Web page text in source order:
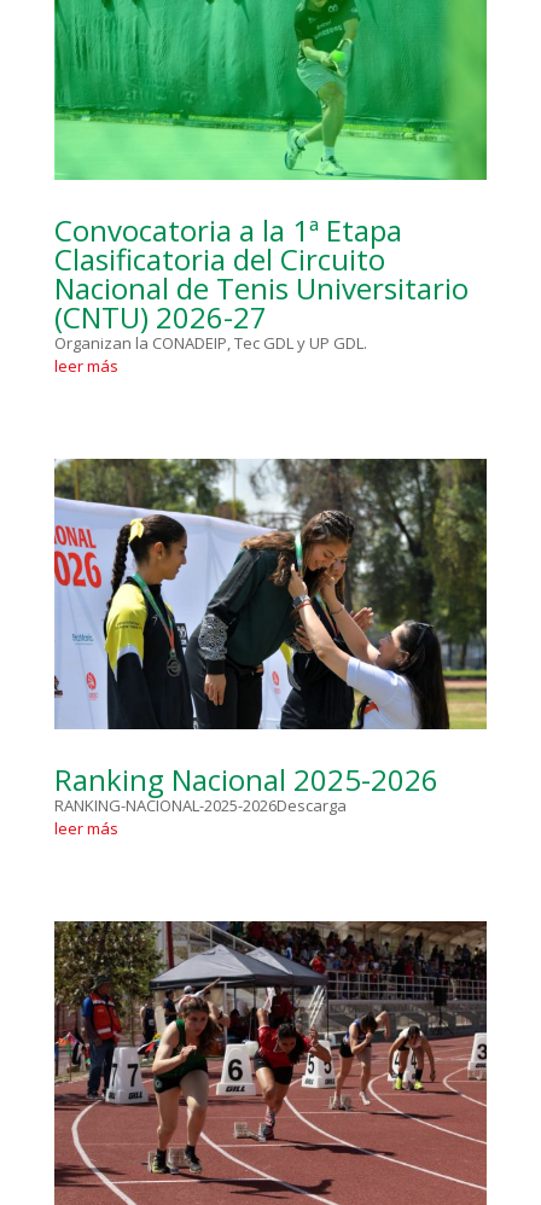
Convocatoria a la 1ª Etapa
Clasificatoria del Circuito
Nacional de Tenis Universitario
(CNTU) 2026-27
Organizan la CONADEIP, Tec GDL y UP GDL.
leer más
Ranking Nacional 2025-2026
RANKING-NACIONAL-2025-2026Descarga
leer más